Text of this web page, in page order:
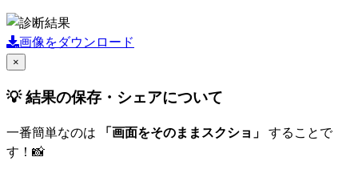
画像をダウンロード
×
💡 結果の保存・シェアについて
一番簡単なのは 「画面をそのままスクショ」 することで
す！📸